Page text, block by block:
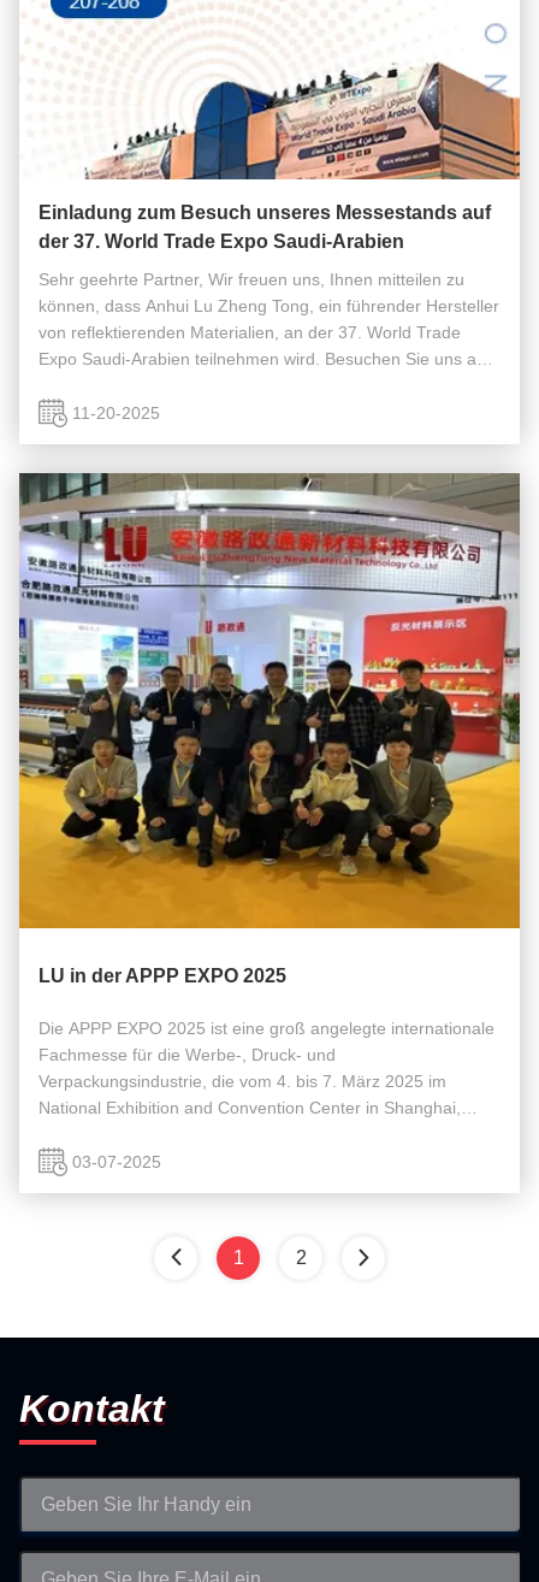
Einladung zum Besuch unseres Messestands auf
der 37. World Trade Expo Saudi-Arabien
Sehr geehrte Partner, Wir freuen uns, Ihnen mitteilen zu
können, dass Anhui Lu Zheng Tong, ein führender Hersteller
von reflektierenden Materialien, an der 37. World Trade
Expo Saudi-Arabien teilnehmen wird. Besuchen Sie uns an
präsentieren, ...
11-20-2025
LU in der APPP EXPO 2025
Die APPP EXPO 2025 ist eine groß angelegte internationale
Fachmesse für die Werbe-, Druck- und
Verpackungsindustrie, die vom 4. bis 7. März 2025 im
National Exhibition and Convention Center in Shanghai,
teilzunehmen. LU widmet sich der Gew...
03-07-2025
1 2
Kontakt